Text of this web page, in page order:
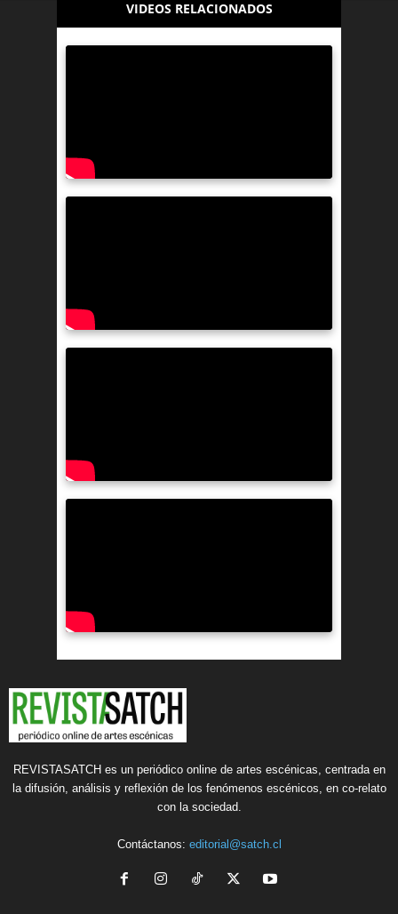
VIDEOS RELACIONADOS
REVISTASATCH es un periódico online de artes escénicas, centrada en
la difusión, análisis y reflexión de los fenómenos escénicos, en co-relato
con la sociedad.
Contáctanos: editorial@satch.cl